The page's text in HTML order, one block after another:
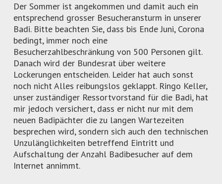
Der Sommer ist angekommen und damit auch ein
entsprechend grosser Besucheransturm in unserer
Badi. Bitte beachten Sie, dass bis Ende Juni, Corona
bedingt, immer noch eine
Besucherzahlbeschränkung von 500 Personen gilt.
Danach wird der Bundesrat über weitere
Lockerungen entscheiden. Leider hat auch sonst
noch nicht Alles reibungslos geklappt. Ringo Keller,
unser zuständiger Ressortvorstand für die Badi, hat
mir jedoch versichert, dass er nicht nur mit dem
neuen Badipächter die zu langen Wartezeiten
besprechen wird, sondern sich auch den technischen
Unzulänglichkeiten betreffend Eintritt und
Aufschaltung der Anzahl Badibesucher auf dem
Internet annimmt.